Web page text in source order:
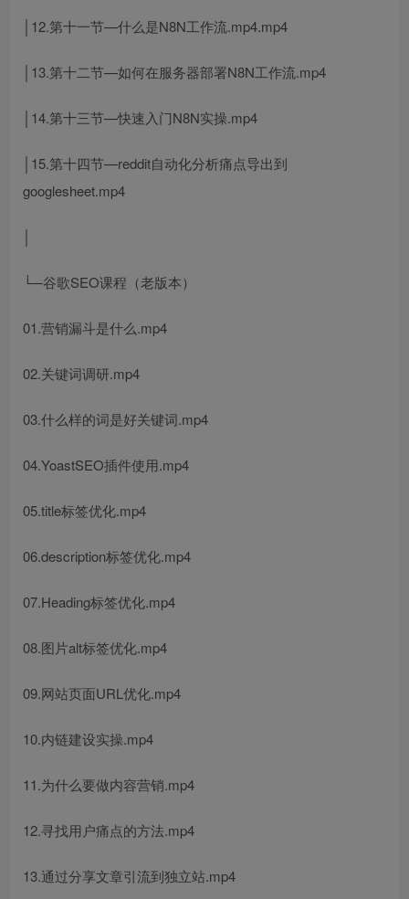
│12.第十一节—什么是N8N工作流.mp4.mp4
│13.第十二节—如何在服务器部署N8N工作流.mp4
│14.第十三节—快速入门N8N实操.mp4
│15.第十四节—reddit自动化分析痛点导出到
googlesheet.mp4
└─谷歌SEO课程（老版本）
01.营销漏斗是什么.mp4
02.关键词调研.mp4
03.什么样的词是好关键词.mp4
04.YoastSEO插件使用.mp4
05.title标签优化.mp4
06.description标签优化.mp4
07.Heading标签优化.mp4
08.图片alt标签优化.mp4
09.网站页面URL优化.mp4
10.内链建设实操.mp4
11.为什么要做内容营销.mp4
12.寻找用户痛点的方法.mp4
13.通过分享文章引流到独立站.mp4